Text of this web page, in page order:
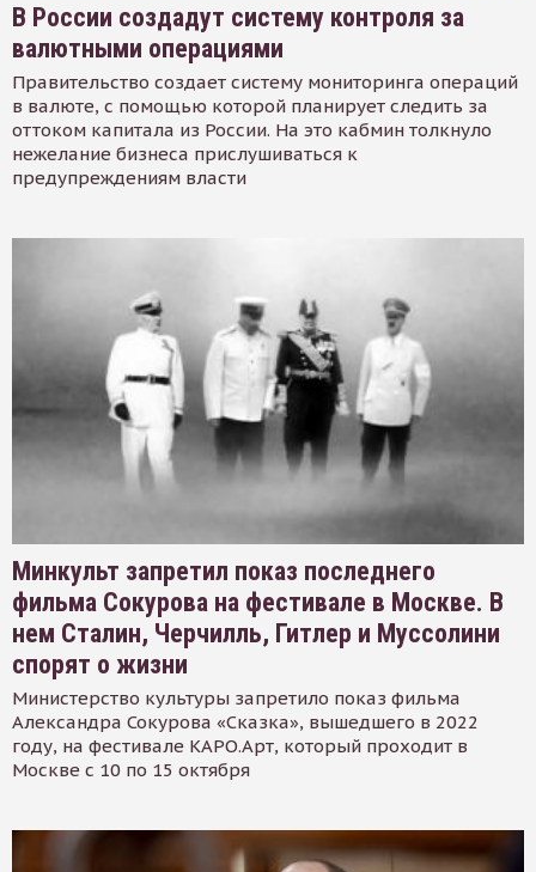
В России создадут систему контроля за
валютными операциями
Правительство создает систему мониторинга операций
в валюте, с помощью которой планирует следить за
оттоком капитала из России. На это кабмин толкнуло
нежелание бизнеса прислушиваться к
предупреждениям власти
Минкульт запретил показ последнего
фильма Сокурова на фестивале в Москве. В
нем Сталин, Черчилль, Гитлер и Муссолини
спорят о жизни
Министерство культуры запретило показ фильма
Александра Сокурова «Сказка», вышедшего в 2022
году, на фестивале КАРО.Арт, который проходит в
Москве с 10 по 15 октября